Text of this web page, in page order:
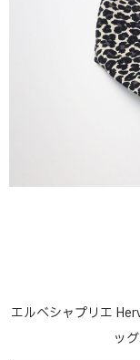
エルベシャプリエ
ッ